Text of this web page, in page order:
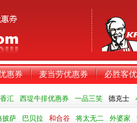
惠券 麦当劳优惠券 必胜客
汇 西堤牛排优惠券 一品三笑 德克士
披萨 巴贝拉 和合谷 将太无二 外婆家